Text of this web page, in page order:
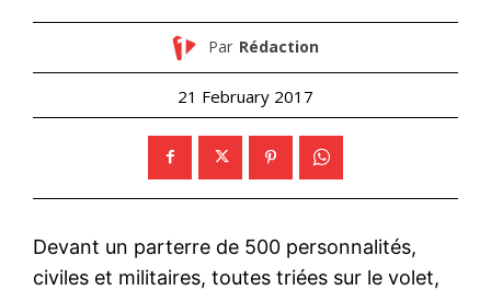
Par Rédaction
21 February 2017
Devant un parterre de 500 personnalités,
civiles et militaires, toutes triées sur le volet,